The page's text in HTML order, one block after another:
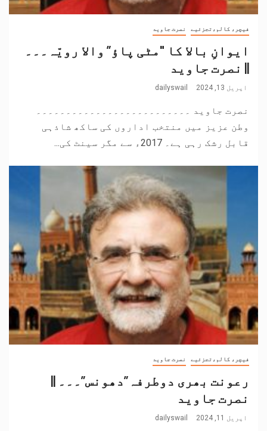
فیچر، کالم،تجزئیے نصرت جاوید
ایوانِ بالا کا "مٹی پاؤ” والا رویّہ۔۔۔
|| نصرت جاوید
اپریل 13, 2024 dailyswail
نصرت جاوید ۔۔۔۔۔۔۔۔۔۔۔۔۔۔۔۔۔۔۔۔۔۔۔۔۔۔
وطن عزیز میں منتخب اداروں کی ساکھ شاذہی
قابل رشک رہی ہے۔ 2017ء سے مگر سینٹ کی...
فیچر، کالم،تجزئیے نصرت جاوید
رعونت بھری دوطرفہ”دھونس”۔۔۔ ||
نصرت جاوید
اپریل 11, 2024 dailyswail